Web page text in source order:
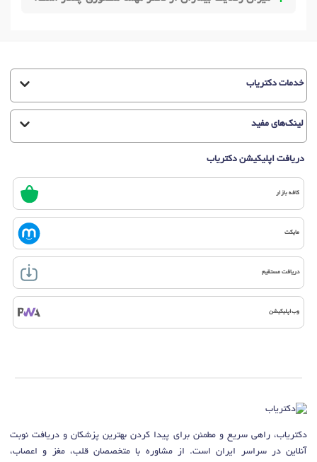
خدمات دکتریاب
لینک‌های مفید
دریافت اپلیکیشن دکتریاب
کافه بازار
مایکت
دریافت مستقیم
وب‌اپلیکیشن
دکتریاب، راهی سریع و مطمئن برای پیدا کردن بهترین پزشکان و دریافت نوبت
آنلاین در سراسر ایران است. از مشاوره با متخصصان قلب، مغز و اعصاب،